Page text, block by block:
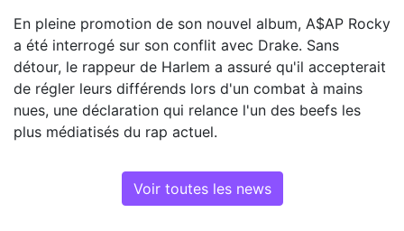
En pleine promotion de son nouvel album, A$AP Rocky
a été interrogé sur son conflit avec Drake. Sans
détour, le rappeur de Harlem a assuré qu'il accepterait
de régler leurs différends lors d'un combat à mains
nues, une déclaration qui relance l'un des beefs les
plus médiatisés du rap actuel.
Voir toutes les news